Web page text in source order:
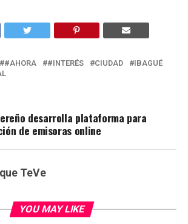
#AHORA #INTERÉS CIUDAD
IBAGUÉ
desarrolla plataforma para
de emisoras online
TeVe
YOU MAY LIKE